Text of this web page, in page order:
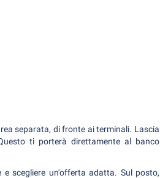
separata, di fronte ai terminali. Lascia
ti porterà direttamente al banco
scegliere un'offerta adatta. Sul posto,